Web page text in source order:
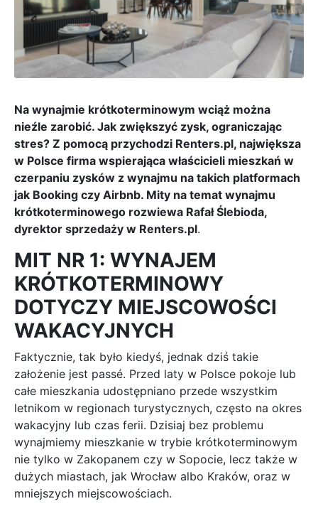
Na wynajmie krótkoterminowym wciąż można
nieźle zarobić. Jak zwiększyć zysk, ograniczając
stres? Z pomocą przychodzi Renters.pl, największa
w Polsce firma wspierająca właścicieli mieszkań w
czerpaniu zysków z wynajmu na takich platformach
jak Booking czy Airbnb. Mity na temat wynajmu
krótkoterminowego rozwiewa Rafał Ślebioda,
dyrektor sprzedaży w Renters.pl.
MIT NR 1: WYNAJEM
KRÓTKOTERMINOWY
DOTYCZY MIEJSCOWOŚCI
WAKACYJNYCH
Faktycznie, tak było kiedyś, jednak dziś takie
założenie jest passé. Przed laty w Polsce pokoje lub
całe mieszkania udostępniano przede wszystkim
letnikom w regionach turystycznych, często na okres
wakacyjny lub czas ferii. Dzisiaj bez problemu
wynajmiemy mieszkanie w trybie krótkoterminowym
nie tylko w Zakopanem czy w Sopocie, lecz także w
dużych miastach, jak Wrocław albo Kraków, oraz w
mniejszych miejscowościach.